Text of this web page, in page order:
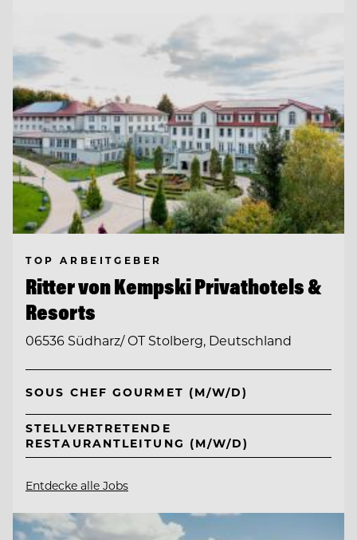
TOP ARBEITGEBER
Ritter von Kempski Privathotels &
Resorts
06536 Südharz/ OT Stolberg, Deutschland
SOUS CHEF GOURMET (M/W/D)
STELLVERTRETENDE
RESTAURANTLEITUNG (M/W/D)
Entdecke alle Jobs